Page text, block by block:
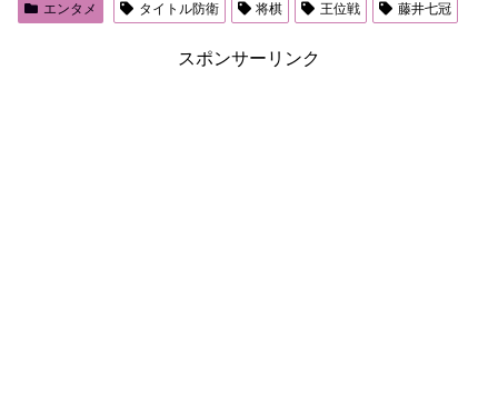
エンタメ タイトル防衛 将棋 王位戦 藤井七冠
スポンサーリンク